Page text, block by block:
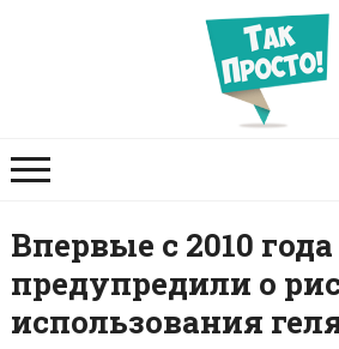
Впервые с 2010
предупредили о
использования